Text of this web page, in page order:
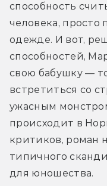
способность
человека, просто
одежде. И вот,
способностей,
свою бабушку —
встретиться со
ужасным
происходит в
критиков, роман
типичного
для юношества.